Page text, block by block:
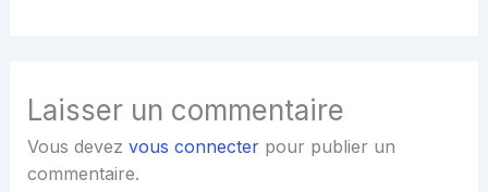
Laisser un commentaire
Vous devez vous connecterpour publier un
commentaire.